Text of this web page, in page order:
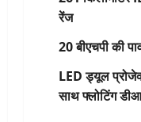
रेंज
20 बीएचपी की
LED ड्यूल
साथ फ्लोटिंग